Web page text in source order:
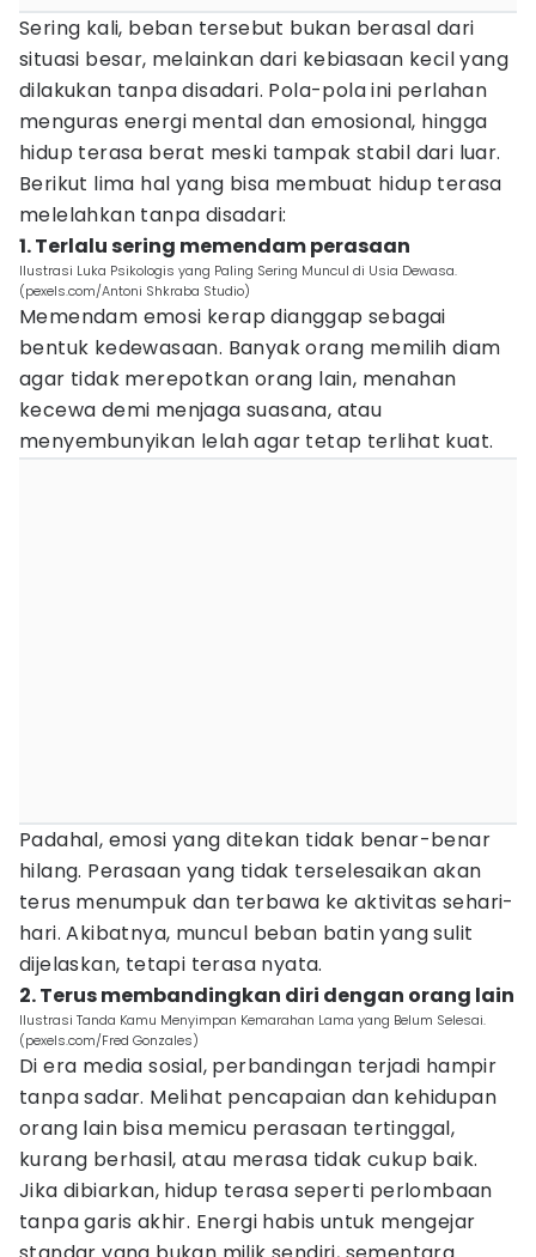
Sering kali, beban tersebut bukan berasal dari
situasi besar, melainkan dari kebiasaan kecil yang
dilakukan tanpa disadari. Pola-pola ini perlahan
menguras energi mental dan emosional, hingga
hidup terasa berat meski tampak stabil dari luar.
Berikut lima hal yang bisa membuat hidup terasa
melelahkan tanpa disadari:
1. Terlalu sering memendam perasaan
Ilustrasi Luka Psikologis yang Paling Sering Muncul di Usia Dewasa.
(pexels.com/Antoni Shkraba Studio)
Memendam emosi kerap dianggap sebagai
bentuk kedewasaan. Banyak orang memilih diam
agar tidak merepotkan orang lain, menahan
kecewa demi menjaga suasana, atau
menyembunyikan lelah agar tetap terlihat kuat.
Padahal, emosi yang ditekan tidak benar-benar
hilang. Perasaan yang tidak terselesaikan akan
terus menumpuk dan terbawa ke aktivitas sehari-
hari. Akibatnya, muncul beban batin yang sulit
dijelaskan, tetapi terasa nyata.
2. Terus membandingkan diri dengan orang lain
Ilustrasi Tanda Kamu Menyimpan Kemarahan Lama yang Belum Selesai.
(pexels.com/Fred Gonzales)
Di era media sosial, perbandingan terjadi hampir
tanpa sadar. Melihat pencapaian dan kehidupan
orang lain bisa memicu perasaan tertinggal,
kurang berhasil, atau merasa tidak cukup baik.
Jika dibiarkan, hidup terasa seperti perlombaan
tanpa garis akhir. Energi habis untuk mengejar